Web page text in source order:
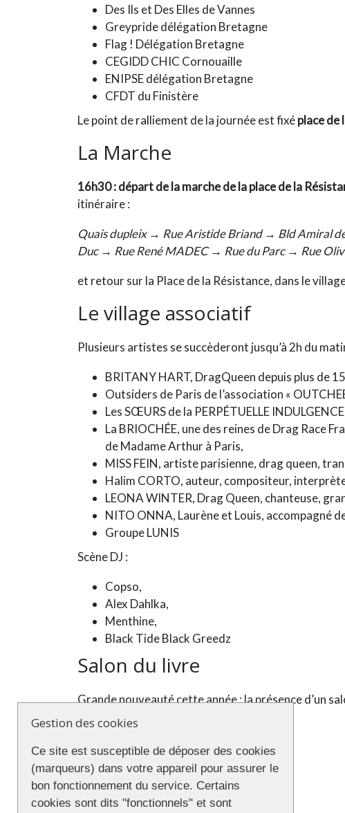
Des Ils et Des Elles de Vannes
Greypride délégation Bretagne
Flag ! Délégation Bretagne
CEGIDD CHIC Cornouaille
ENIPSE délégation Bretagne
CFDT du Finistère
Le point de ralliement de la journée est fixéplace de
La Marche
16h30 : départ de la marche de la place de la
itinéraire :
Quais dupleix → Rue Aristide Briand → Bld Amiral
Duc → Rue René MADEC → Rue du Parc → Rue
et retour sur la Place de la Résistance, dans le
Le village associatif
Plusieurs artistes se succèderont jusqu’à 2h du
BRITANY HART, DragQueen depuis plus de
Outsiders de Paris de l’association «
Les SŒURS de la PERPÉTUELLE
La BRIOCHÉE, une des reines de Drag Race
de Madame Arthur à Paris,
MISS FEIN, artiste parisienne, drag queen,
Halim CORTO, auteur, compositeur,
LEONA WINTER, Drag Queen, chanteuse,
NITO ONNA, Laurène et Louis, accompagné
Groupe LUNIS
Scène DJ :
Copso,
Alex Dahlka,
Menthine,
Black Tide Black Greedz
Salon du livre
Grande nouveauté cette année : la présence d’un
librairies et maison d’édition.
Les auteurs :
Maël BOUTELOUP
Chantal CADORET
Gestion des cookies
Ce site est susceptible de déposer des cookies
(marqueurs) dans votre appareil pour assurer le
bon fonctionnement du service. Certains
cookies sont dits "fonctionnels" et sont